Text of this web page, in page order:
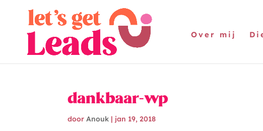
Over mij
dankbaar-wp
doorAnouk | jan 19, 2018